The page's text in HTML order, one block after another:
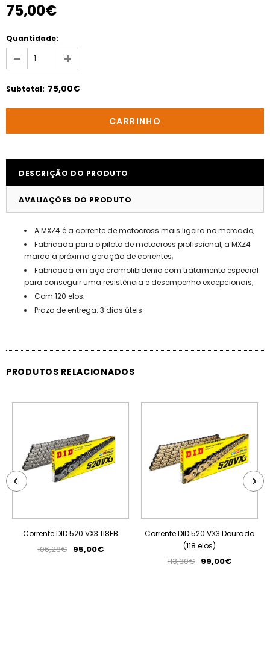
75,00€
Quantidade:
Subtotal: 75,00€
DESCRIÇÃO DO PRODUTO
AVALIAÇÕES DO PRODUTO
A MXZ4 é a corrente de motocross mais ligeira no mercado;
Fabricada para o piloto de motocross profissional, a MXZ4
marca a próxima geração de correntes;
Fabricada em aço cromolibidenio com tratamento especial
para conseguir uma resistência e desempenho excepcionais;
Com 120 elos;
Prazo de entrega: 3 dias úteis
PRODUTOS RELACIONADOS
Corrente DID 520 VX3 118FB
106,28€ 95,00€
Corrente DID 520 VX3 Dourada
(118 elos)
113,30€ 99,00€